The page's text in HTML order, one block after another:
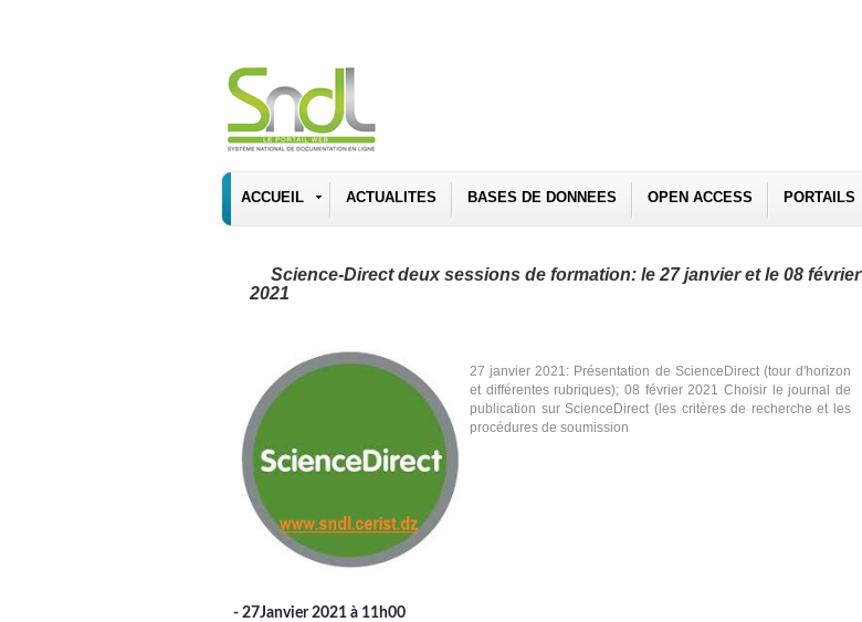
ACCUEIL ACTUALITES BASES DE DONNEES OPEN ACCESS PORTAILS
Science-Direct deux sessions de formation: le 27 janvier et le 08 février
2021
27 janvier 2021: Présentation de ScienceDirect (tour d'horizon
et différentes rubriques); 08 février 2021 Choisir le journal de
publication sur ScienceDirect (les critères de recherche et les
procédures de soumission
- 27Janvier 2021 à 11h00